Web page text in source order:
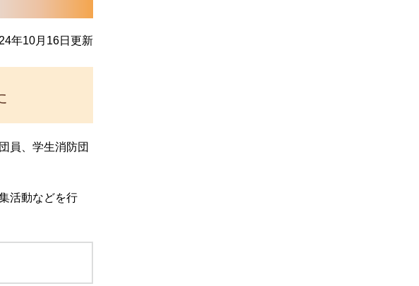
年10月16日更新
員、学生消防団
活動などを行